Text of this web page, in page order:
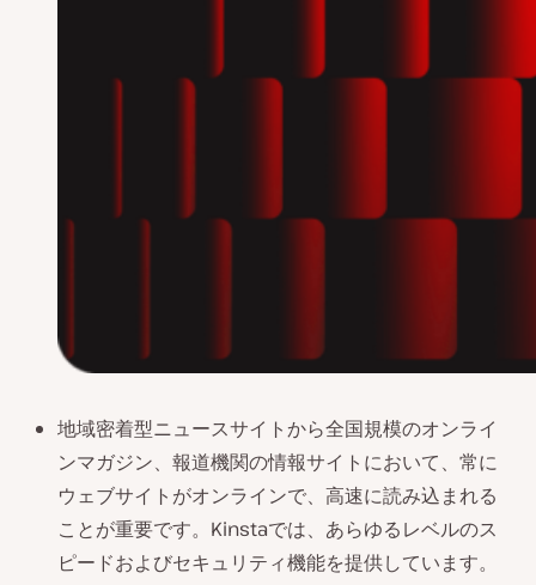
地域密着型ニュースサイトから全国規模のオンライ
ンマガジン、報道機関の情報サイトにおいて、常に
ウェブサイトがオンラインで、高速に読み込まれる
ことが重要です。Kinstaでは、あらゆるレベルのス
ピードおよびセキュリティ機能を提供しています。